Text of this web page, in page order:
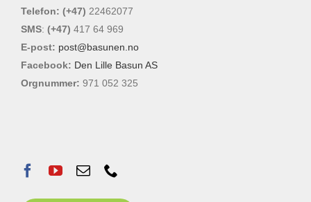
Telefon: (+47) 22462077
SMS: (+47) 417 64 969
E-post: post@basunen.no
Facebook: Den Lille Basun AS
Orgnummer: 971 052 325